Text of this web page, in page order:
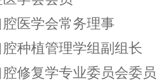
医学会常务理事
植管理学组副组长
复学专业委员会委员